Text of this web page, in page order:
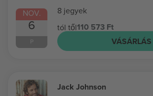
NOV.
6
P
8 jegyek
tól től110 573 Ft
VÁSÁRLÁS
Jack Johnson